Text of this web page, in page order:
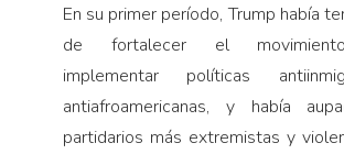
En su primer período, Trump había
de fortalecer el
implementar políticas
antiafroamericanas, y había
partidarios más extremistas y